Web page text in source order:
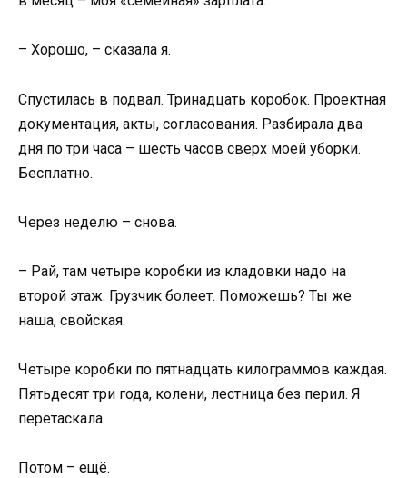
– Хорошо, – сказала я.
Спустилась в подвал. Тринадцать коробок. Проектная
документация, акты, согласования. Разбирала два
дня по три часа – шесть часов сверх моей уборки.
Бесплатно.
Через неделю – снова.
– Рай, там четыре коробки из кладовки надо на
второй этаж. Грузчик болеет. Поможешь? Ты же
наша, свойская.
Четыре коробки по пятнадцать килограммов каждая.
Пятьдесят три года, колени, лестница без перил. Я
перетаскала.
Потом – ещё.